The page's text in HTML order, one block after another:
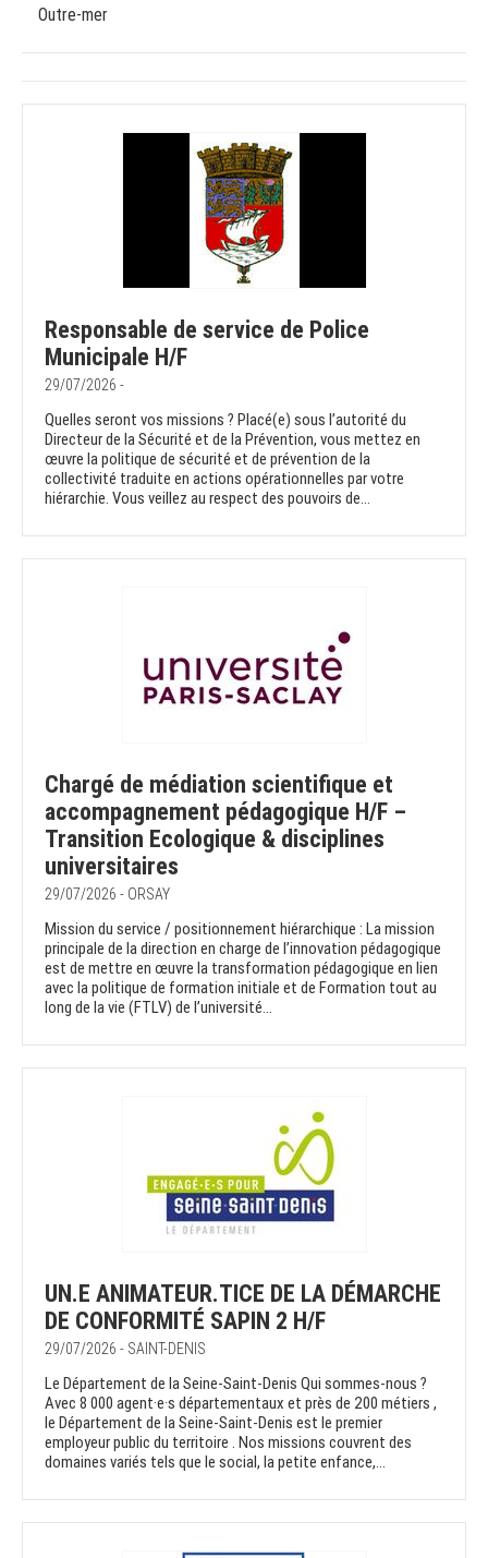
Outre-mer
Responsable de service de Police
Municipale H/F
29/07/2026 -
Quelles seront vos missions ? Placé(e) sous l’autorité du
Directeur de la Sécurité et de la Prévention, vous mettez en
œuvre la politique de sécurité et de prévention de la
collectivité traduite en actions opérationnelles par votre
hiérarchie. Vous veillez au respect des pouvoirs de...
Chargé de médiation scientifique et
accompagnement pédagogique H/F –
Transition Ecologique & disciplines
universitaires
29/07/2026 - ORSAY
Mission du service / positionnement hiérarchique : La mission
principale de la direction en charge de l’innovation pédagogique
est de mettre en œuvre la transformation pédagogique en lien
avec la politique de formation initiale et de Formation tout au
long de la vie (FTLV) de l’université...
UN.E ANIMATEUR.TICE DE LA DÉMARCHE
DE CONFORMITÉ SAPIN 2 H/F
29/07/2026 - SAINT-DENIS
Le Département de la Seine-Saint-Denis Qui sommes-nous ?
Avec 8 000 agent·e·s départementaux et près de 200 métiers ,
le Département de la Seine-Saint-Denis est le premier
employeur public du territoire . Nos missions couvrent des
domaines variés tels que le social, la petite enfance,...